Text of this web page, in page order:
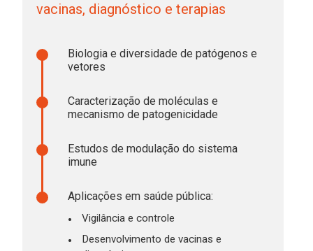
vacinas, diagnóstico e terapias
Biologia e diversidade de patógenos e
vetores
Caracterização de moléculas e
mecanismo de patogenicidade
Estudos de modulação do sistema
imune
Aplicações em saúde pública:
Vigilância e controle
Desenvolvimento de vacinas e